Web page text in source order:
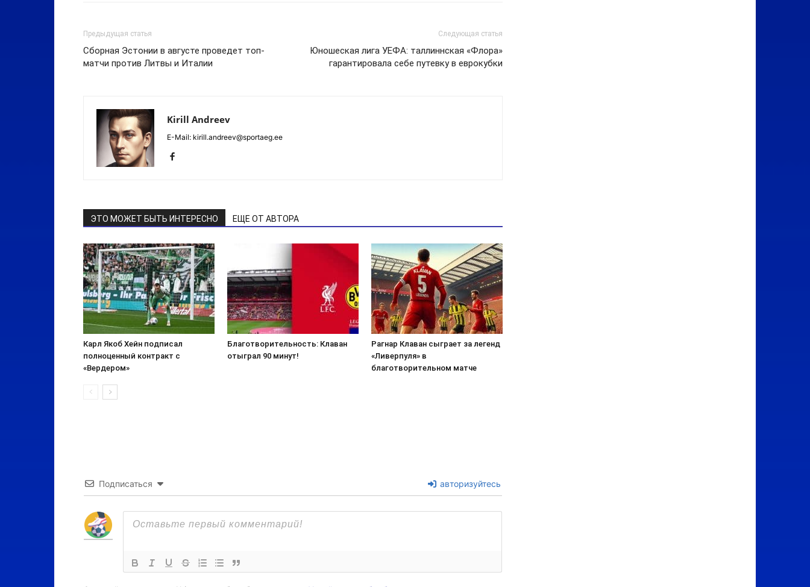
Предыдущая статья
Сборная Эстонии в августе проведет топ-
матчи против Литвы и Италии
Следующая статья
Юношеская лига УЕФА: таллиннская «Флора»
гарантировала себе путевку в еврокубки
Kirill Andreev
E-Mail: kirill.andreev@sportaeg.ee
ЭТО МОЖЕТ БЫТЬ ИНТЕРЕСНО ЕЩЕ ОТ АВТОРА
Карл Якоб Хейн подписал
полноценный контракт с
«Вердером»
Благотворительность: Клаван
отыграл 90 минут!
Рагнар Клаван сыграет за легенд
«Ливерпуля» в
благотворительном матче
Подписаться авторизуйтесь